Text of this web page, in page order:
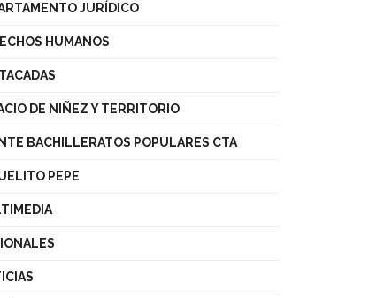
JURÍDICO
HUMANOS
DE NIÑEZ Y TERRITORIO
BACHILLERATOS POPULARES CTA
PEPE